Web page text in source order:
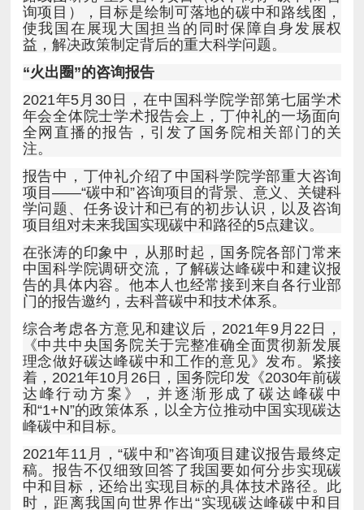
益，解决政策制定背后的重大科学问题。
“火出圈”的咨询报告
注。
项目组对未来我国实现碳中和路径的5点建议。
门的报告邀约，去科普碳中和技术体系。
峰碳中和目标。